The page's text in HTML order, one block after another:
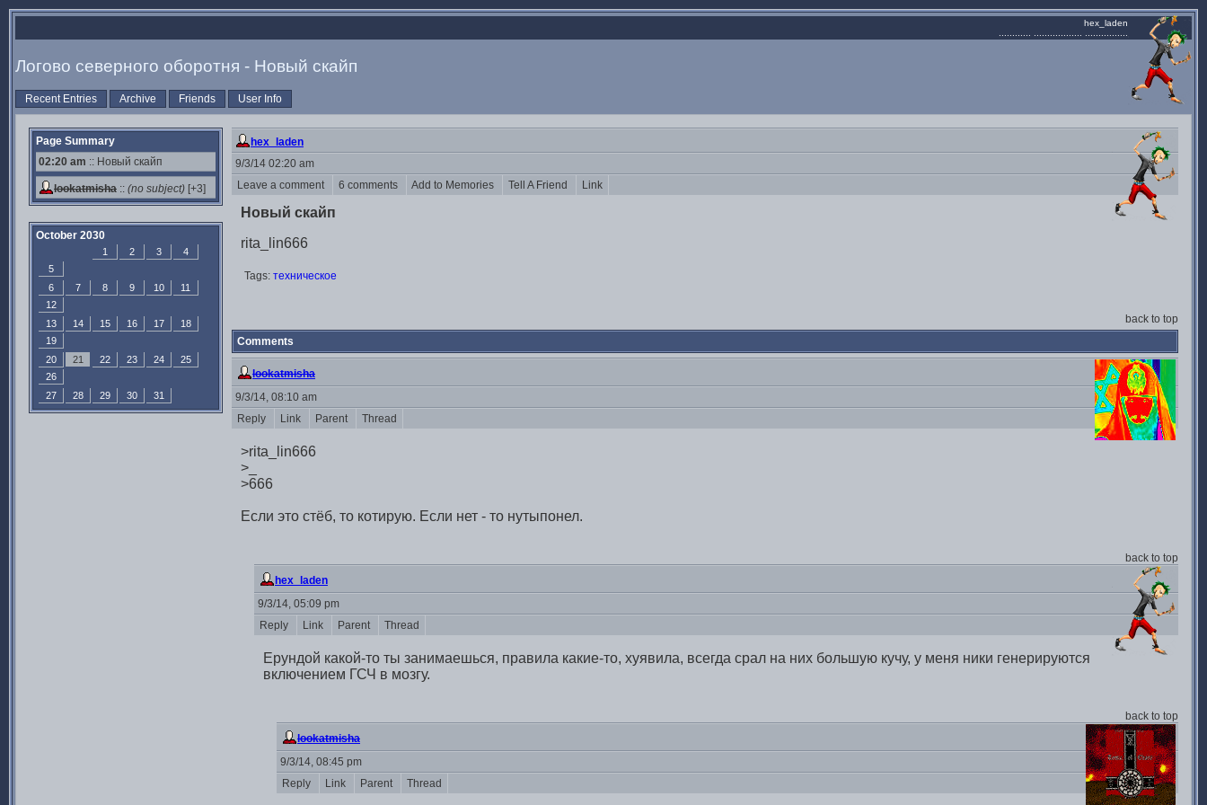
hex_laden
Логово северного оборотня - Новый скайп
Recent Entries Archive Friends User Info
Page Summary
02:20 am :: Новый скайп
lookatmisha :: (no subject) [+3]
October 2030
1 2 3
4
5
6
7 8 9 10
11
12
13
14 15 16 17
18
19
20
21 22 23 24
25
26
27
28 29 30 31
hex_laden
9/3/14 02:20 am
Leave a comment
6 comments Add to Memories Tell A Friend Link
Новый скайп
rita_lin666
Tags: техническое
back to top
Comments
lookatmisha
9/3/14, 08:10 am
Reply
Link Parent Thread
>rita_lin666
>_
>666
Если это стёб, то котирую. Если нет - то нутыпонел.
back to top
hex_laden
9/3/14, 05:09 pm
Reply
Link Parent Thread
Ерундой какой-то ты занимаешься, правила какие-то, хуявила, всегда срал на них большую кучу, у меня ники генерируются
включением ГСЧ в мозгу.
back to top
lookatmisha
9/3/14, 08:45 pm
Reply
Link Parent Thread